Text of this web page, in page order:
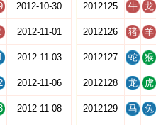
2012-10-30
2012-11-01
2012-11-03
2012-11-06
2012-11-08
2012125 牛 龙
2012126 猪 羊
2012127 蛇 猴
2012128 龙 虎
2012129 马 兔